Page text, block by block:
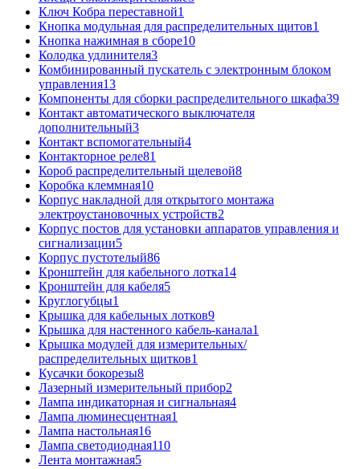
Ключ Кобра переставной1
Кнопка модульная для распределительных щитов1
Кнопка нажимная в сборе10
Колодка удлинителя3
Комбинированный пускатель с электронным блоком
управления13
Компоненты для сборки распределительного шкафа39
Контакт автоматического выключателя
дополнительный3
Контакт вспомогательный4
Контакторное реле81
Короб распределительный щелевой8
Коробка клеммная10
Корпус накладной для открытого монтажа
электроустановочных устройств2
Корпус постов для установки аппаратов управления и
сигнализации5
Корпус пустотелый86
Кронштейн для кабельного лотка14
Кронштейн для кабеля5
Круглогубцы1
Крышка для кабельных лотков9
Крышка для настенного кабель-канала1
Крышка модулей для измерительных/
распределительных щитков1
Кусачки бокорезы8
Лазерный измерительный прибор2
Лампа индикаторная и сигнальная4
Лампа люминесцентная1
Лампа настольная16
Лампа светодиодная110
Лента монтажная5